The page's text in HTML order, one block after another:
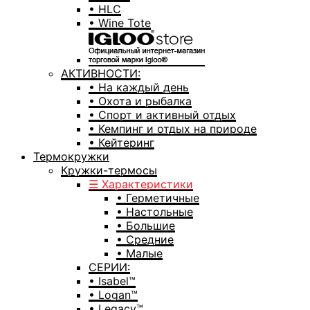
• HLC
• Wine Tote
АКТИВНОСТИ:
• На каждый день
• Охота и рыбалка
• Спорт и активный отдых
• Кемпинг и отдых на природе
• Кейтеринг
Термокружки
Кружки-термосы
☰ Характеристики
• Герметичные
• Настольные
• Большие
• Средние
• Малые
СЕРИИ:
• Isabel™
• Logan™